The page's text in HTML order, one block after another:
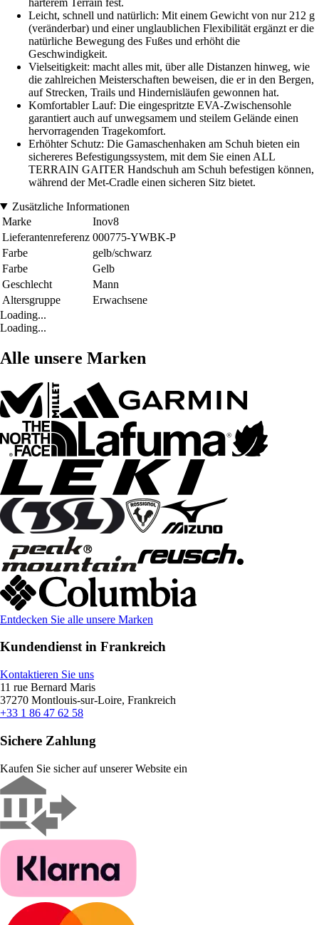
Leicht, schnell und natürlich: Mit einem Gewicht von nur 212 g
(veränderbar) und einer unglaublichen Flexibilität ergänzt er die
natürliche Bewegung des Fußes und erhöht die
Geschwindigkeit.
Vielseitigkeit: macht alles mit, über alle Distanzen hinweg, wie
die zahlreichen Meisterschaften beweisen, die er in den Bergen,
auf Strecken, Trails und Hindernisläufen gewonnen hat.
Komfortabler Lauf: Die eingespritzte EVA-Zwischensohle
garantiert auch auf unwegsamem und steilem Gelände einen
hervorragenden Tragekomfort.
Erhöhter Schutz: Die Gamaschenhaken am Schuh bieten ein
sichereres Befestigungssystem, mit dem Sie einen ALL
TERRAIN GAITER Handschuh am Schuh befestigen können,
während der Met-Cradle einen sicheren Sitz bietet.
Zusätzliche Informationen
Marke
Inov8
Lieferantenreferenz 000775-YWBK-P
Farbe
gelb/schwarz
Farbe
Gelb
Geschlecht
Mann
Altersgruppe
Erwachsene
Loading...
Loading...
Alle unsere Marken
Entdecken Sie alle unsere Marken
Kundendienst in Frankreich
Kontaktieren Sie uns
11 rue Bernard Maris
37270 Montlouis-sur-Loire, Frankreich
+33 1 86 47 62 58
Sichere Zahlung
Kaufen Sie sicher auf unserer Website ein